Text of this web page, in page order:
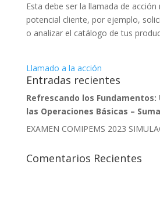
Esta debe ser la llamada de
potencial cliente, por ejemplo,
o analizar el catálogo de tus
Llamado a la acción
Entradas recientes
Refrescando los Fundamentos:
las Operaciones Básicas –
EXAMEN COMIPEMS 2023
Comentarios Recientes